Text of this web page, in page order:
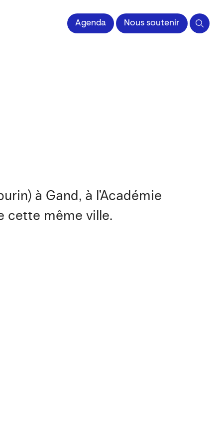
Agenda Nous soutenir
à Gand, à l’Académie
cette même ville.